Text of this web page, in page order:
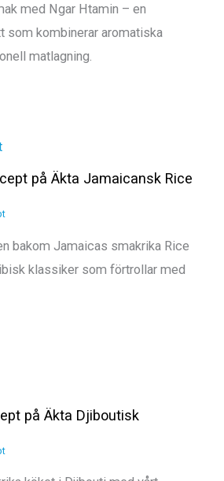
med Ngar Htamin – en
som kombinerar aromatiska
matlagning.
på Äkta Jamaicansk Rice
bakom Jamaicas smakrika Rice
klassiker som förtrollar med
på Äkta Djiboutisk